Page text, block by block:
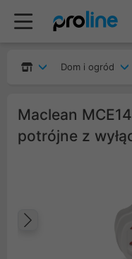
Dom i ogród
Maclean
potrójne z
Poprzedni